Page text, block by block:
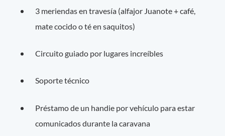
3 meriendas en travesía (alfajor Juanote + café,
mate cocido o té en saquitos)
Circuito guiado por lugares increíbles
Soporte técnico
Préstamo de un handie por vehículo para estar
comunicados durante la caravana